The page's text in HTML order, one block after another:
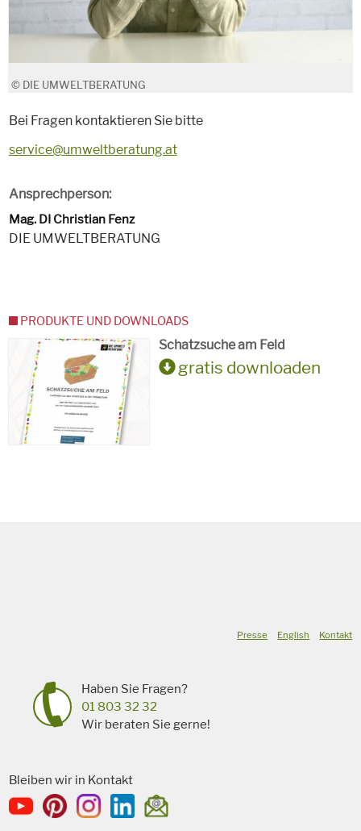
© DIE UMWELTBERATUNG
Bei Fragen kontaktieren Sie bitte
service@umweltberatung.at
Ansprechperson:
Mag. DI Christian Fenz
DIE UMWELTBERATUNG
PRODUKTE UND DOWNLOADS
Schatzsuche am Feld
gratis downloaden
Presse English Kontakt
Haben Sie Fragen?
01 803 32 32
Wir beraten Sie gerne!
Bleiben wir in Kontakt